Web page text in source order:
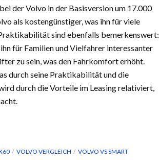
der Volvo in der Basisversion um 17.000
als kostengünstiger, was ihn für viele
sind ebenfalls bemerkenswert:
für Familien und Vielfahrer interessanter
zu sein, was den Fahrkomfort erhöht.
durch seine Praktikabilität und die
durch die Vorteile im Leasing relativiert,
VOLVO VERGLEICH VOLVO VS SMART